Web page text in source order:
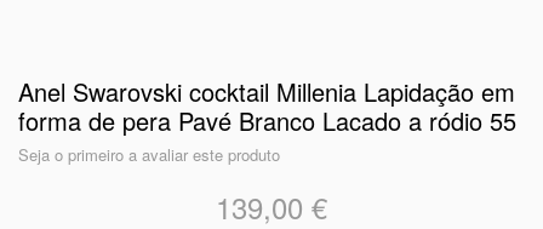
Anel Swarovski cocktail Millenia Lapidação em
forma de pera Pavé Branco Lacado a ródio 55
Seja o primeiro a avaliar este produto
139,00 €